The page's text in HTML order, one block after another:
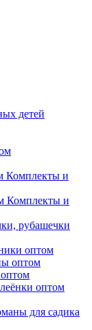
детей
Комплекты и
Комплекты и
рубашечки
оптом
оптом